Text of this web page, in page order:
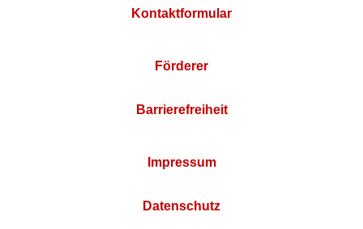
Kontaktformular
Förderer
Barrierefreiheit
Impressum
Datenschutz